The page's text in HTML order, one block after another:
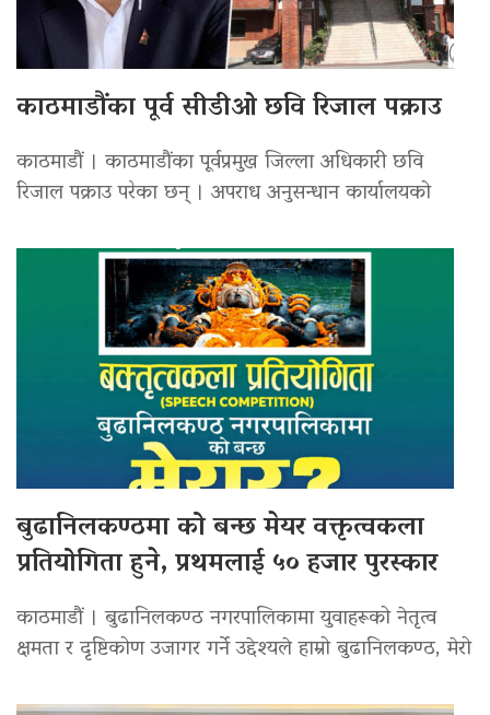
काठमाडौंका पूर्व सीडीओ छवि रिजाल पक्राउ
काठमाडौं । काठमाडौंका पूर्वप्रमुख जिल्ला अधिकारी छवि
रिजाल पक्राउ परेका छन् । अपराध अनुसन्धान कार्यालयको
बुढानिलकण्ठमा को बन्छ मेयर वक्तृत्वकला
प्रतियोगिता हुने, प्रथमलाई ५० हजार पुरस्कार
काठमाडौं । बुढानिलकण्ठ नगरपालिकामा युवाहरूको नेतृत्व
क्षमता र दृष्टिकोण उजागर गर्ने उद्देश्यले हाम्रो बुढानिलकण्ठ, मेरो